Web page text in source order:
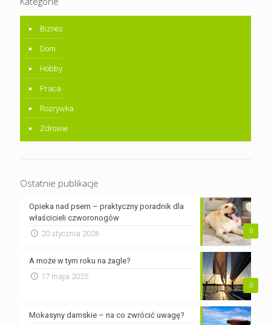
Biznes
Dom
Hobby
Praca
Rozrywka
Zdrowie
Ostatnie publikacje
0
Opieka nad psem – praktyczny poradnik dla
właścicieli czworonogów
20 stycznia 2026
0
A może w tym roku na żagle?
17 maja 2025
Mokasyny damskie – na co zwrócić uwagę?